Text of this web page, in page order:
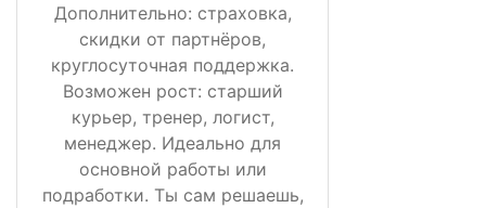
Дополнительно: страховка,
скидки от партнёров,
круглосуточная поддержка.
Возможен рост: старший
курьер, тренер, логист,
менеджер. Идеально для
основной работы или
подработки. Ты сам решаешь,